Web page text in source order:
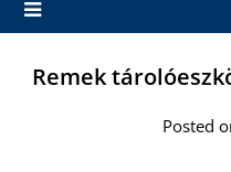
Remek
Posted